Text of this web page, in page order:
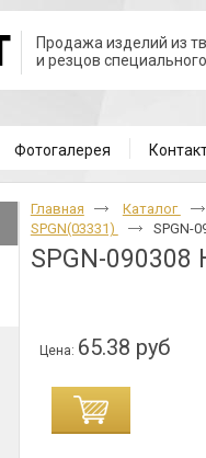
Продажа изделий из
и резцов
Фотогалерея
Главная
Каталог
SPGN(03331)
SPGN-
SPGN-090308
Цена: 65.38 руб